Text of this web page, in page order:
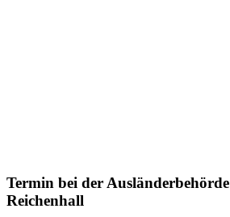
Termin bei derAusländerbehörde
Reichenhall